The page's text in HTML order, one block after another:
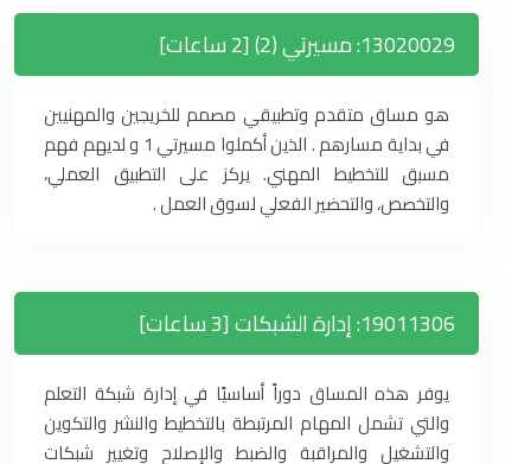
13020029: مسيرتي (2) [2 ساعات]
هو مساق متقدم وتطبيقي مصمم للخريجين والمهنيين
في بداية مسارهم . الذين أكملوا مسيرتي 1 و لديهم فهم
مسبق للتخطيط المهني. يركز على التطبيق العملي،
والتخصص، والتحضير الفعلي لسوق العمل .
19011306: إدارة الشبكات [3 ساعات]
يوفر هذه المساق دوراً أساسيًا في إدارة شبكة التعلم
والتي تشمل المهام المرتبطة بالتخطيط والنشر والتكوين
والتشغيل والمراقبة والضبط والإصلاح وتغيير شبكات